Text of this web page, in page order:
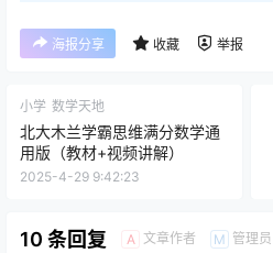
海报分享 收藏 举报
小学 数学天地
北大木兰学霸思维满分数学通
用版（教材+视频讲解）
2025-4-29 9:42:23
10 条回复 A 文章作者 M 管理员